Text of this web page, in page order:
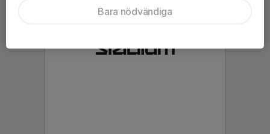
Bara nödvändiga